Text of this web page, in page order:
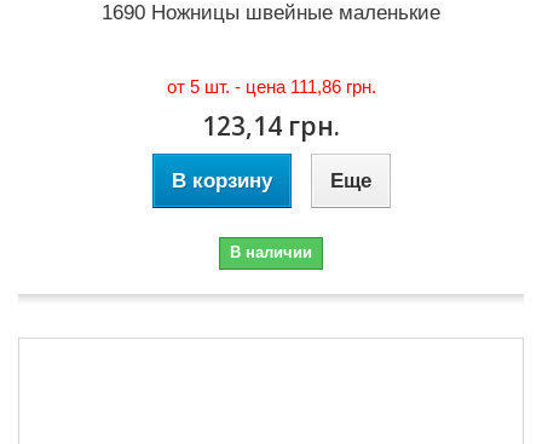
1690 Ножницы швейные маленькие
от 5 шт. - цена 111,86 грн.
123,14 грн.
В корзину Еще
В наличии